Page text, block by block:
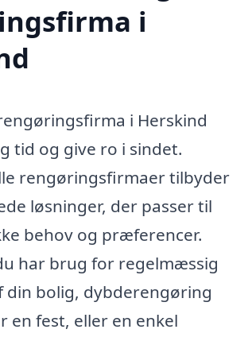
i
i Herskind
tid og give ro i sindet.
rengøringsfirmaer tilbyder
løsninger, der passer til
behov og præferencer.
har brug for regelmæssig
din bolig, dybderengøring
en fest, eller en enkel